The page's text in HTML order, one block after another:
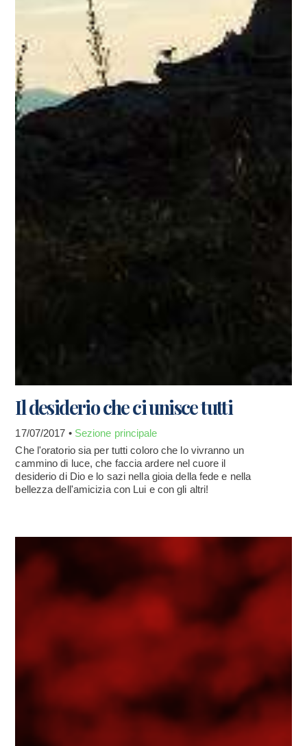
Il desiderio che ci unisce tutti
17/07/2017 • Sezione principale
Che l'oratorio sia per tutti coloro che lo vivranno un
cammino di luce, che faccia ardere nel cuore il
desiderio di Dio e lo sazi nella gioia della fede e nella
bellezza dell'amicizia con Lui e con gli altri!